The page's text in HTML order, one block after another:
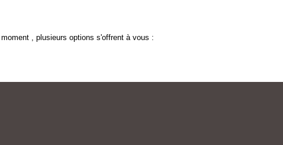
, plusieurs options s'offrent à vous :